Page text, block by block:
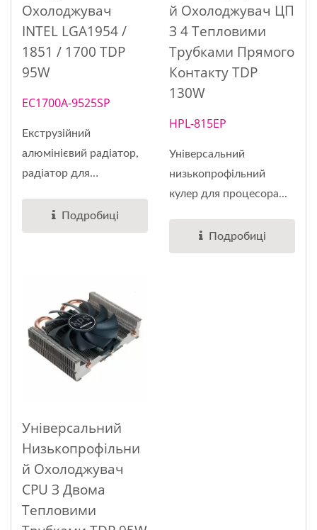
Охолоджувач
INTEL LGA1954 /
1851 / 1700 TDP
95W
EC1700A-9525SP
Екструзійний
алюмінієвий радіатор,
радіатор для
Подробиці
Й Охолоджувач ЦП
З 4 Тепловими
Трубками Прямого
Контакту TDP
130W
HPL-815EP
Універсальний
низькопрофільний
кулер для процесора...
Подробиці
Універсальний
Низькопрофільни
Й Охолоджувач
CPU З Двома
Тепловими